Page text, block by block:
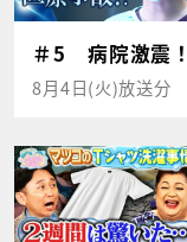
＃5 病院激震
8月4日(火)放送分